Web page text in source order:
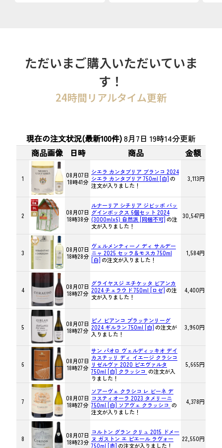
ただいまご購入いただいていま
す！
24時間リアルタイム更新